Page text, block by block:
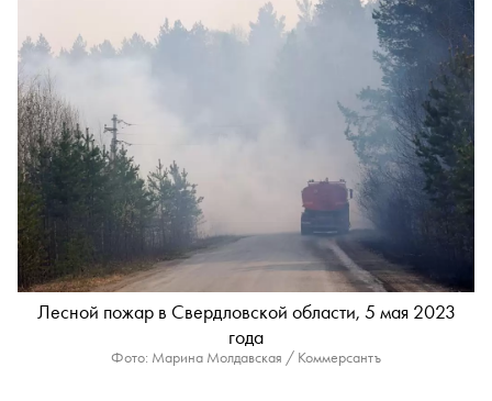
Лесной пожар в Свердловской области, 5 мая 2023
года
Фото: Марина Молдавская / Коммерсантъ